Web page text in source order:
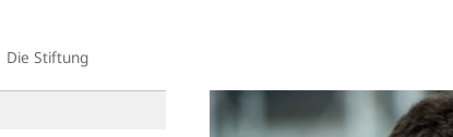
Die Stiftung